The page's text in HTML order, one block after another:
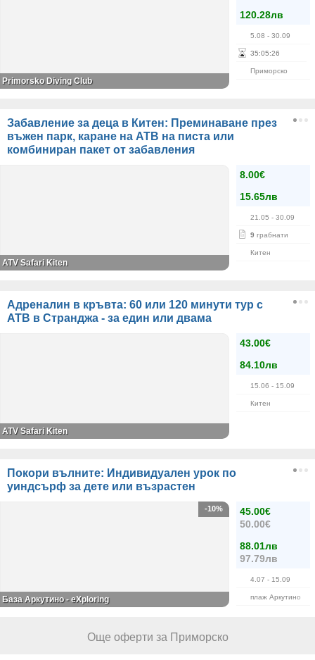
120.28лв
5.08 - 30.09
35:05:26
Приморско
Primorsko Diving Club
Забавление за деца в Китен: Преминаване през
въжен парк, каране на АТВ на писта или
комбиниран пакет от забавления
8.00€
15.65лв
21.05 - 30.09
9 грабнати
Китен
ATV Safari Kiten
Адреналин в кръвта: 60 или 120 минути тур с
АТВ в Странджа - за един или двама
43.00€
84.10лв
15.06 - 15.09
Китен
ATV Safari Kiten
Покори вълните: Индивидуален урок по
уиндсърф за дете или възрастен
45.00€
50.00€
88.01лв
97.79лв
4.07 - 15.09
плаж Аркутино
-10%
База Аркутино - eXploring
Още оферти за Приморско